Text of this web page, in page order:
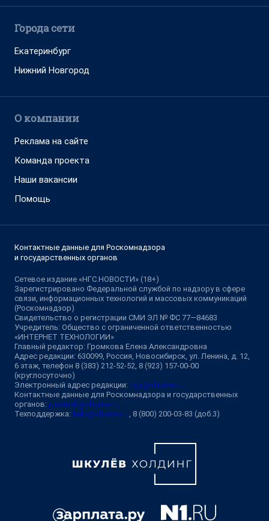
Города сети
Екатеринбург
Нижний Новгород
О компании
Реклама на сайте
Команда проекта
Наши вакансии
Помощь
Контактные данные для Роскомнадзора
и государственных органов
Сетевое издание «НГС.НОВОСТИ» (18+)
Зарегистрировано Федеральной службой по надзору в сфере
связи, информационных технологий и массовых коммуникаций
(Роскомнадзор)
Свидетельство о регистрации СМИ ЭЛ № ФС 77—84683
Учредитель: Общество с ограниченной ответственностью
«ИНТЕРНЕТ ТЕХНОЛОГИИ»
Главный редактор: Громкова Елена Александровна
Адрес редакции: 630099, Россия, Новосибирск, ул. Ленина, д. 12,
6 этаж, телефон 8 (383) 212-52-52, 8 (923) 157-00-00
(круглосуточно)
Электронный адрес редакции: ngs@shkulev.ru
Контактные данные для Роскомнадзора и государственных
органов: juristnsk@shkulev.ru
Техподдержка: help@shkulev.ru, 8 (800) 200-03-83 (доб.3)